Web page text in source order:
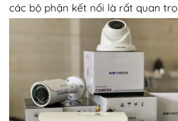
các bộ phận kết nối là rất quan